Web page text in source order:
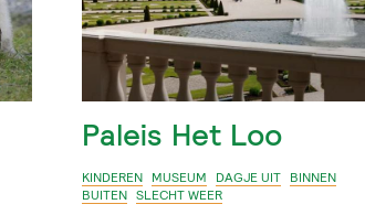
Paleis Het Loo
KINDEREN MUSEUM DAGJE UIT BINNEN
BUITEN SLECHT WEER